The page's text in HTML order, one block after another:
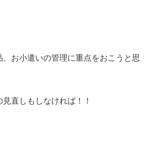
、お小遣いの管理に重点をおこうと思
直しもしなければ！！